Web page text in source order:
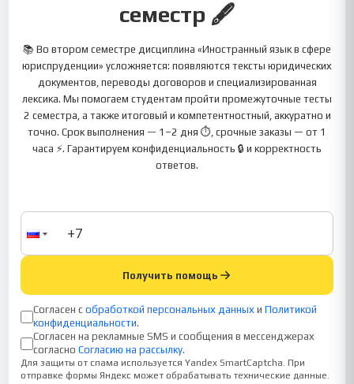
семестр 🖋️
📚 Во втором семестре дисциплина «Иностранный язык в сфере
юриспруденции» усложняется: появляются тексты юридических
документов, переводы договоров и специализированная
лексика. Мы помогаем студентам пройти промежуточные тесты
2 семестра, а также итоговый и компетентностный, аккуратно и
точно. Срок выполнения — 1–2 дня ⏱, срочные заказы — от 1
часа ⚡. Гарантируем конфиденциальность 🔒 и корректность
ответов.
Получить помощь
Согласен с обработкой персональных данных и Политикой
конфиденциальности.
Согласен на рекламные SMS и сообщения в мессенджерах
согласно Согласию на рассылку.
Для защиты от спама используется Yandex SmartCaptcha. При
отправке формы Яндекс может обрабатывать технические данные.